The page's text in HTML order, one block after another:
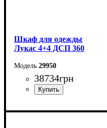
Шкаф для одежды
Лукас 4+4 ДСП 360
29950
38734грн
Ширина: 360 см